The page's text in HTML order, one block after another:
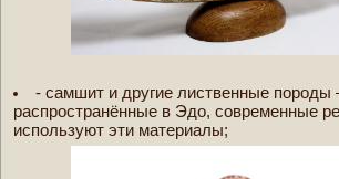
- самшит и другие лиственные породы
распространённые в Эдо, современные
используют эти материалы;